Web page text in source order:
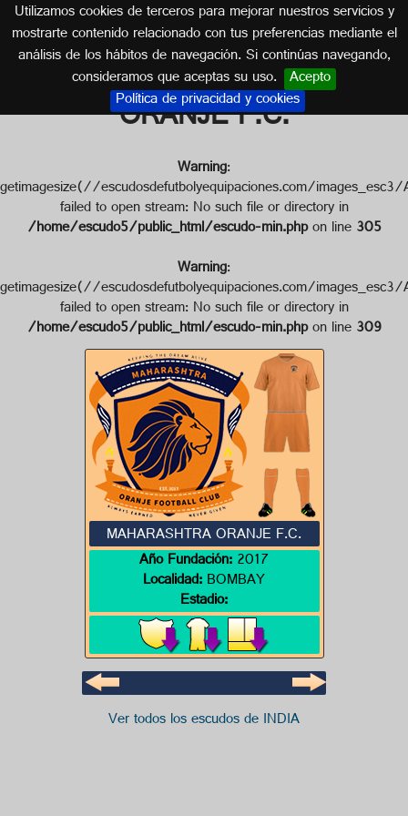
Utilizamos cookies de terceros para mejorar nuestros servicios y
mostrarte contenido relacionado con tus preferencias mediante el
análisis de los hábitos de navegación. Si continúas navegando,
consideramos que aceptas su uso. Acepto
Política de privacidad y cookies
Escudo de MAHARASHTRA
ORANJE F.C.
INDIA
Warning:
getimagesize(//escudosdefutbolyequipaciones.com/
failed to open stream: No such file or directory in
/home/escudo5/public_html/escudo-min.phpon line305
Warning:
getimagesize(//escudosdefutbolyequipaciones.com/
failed to open stream: No such file or directory in
/home/escudo5/public_html/escudo-min.phpon line309
MAHARASHTRA ORANJE F.C.
Año Fundación:2017
Localidad:BOMBAY
Estadio:
Ver todos los escudos de INDIA